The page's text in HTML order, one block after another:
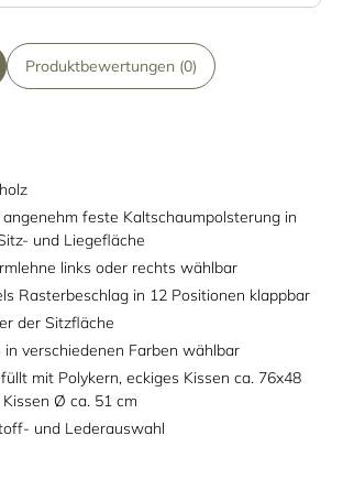
Produktbewertungen (0)
feste Kaltschaumpolsterung in
und Liegefläche
links oder rechts wählbar
Rasterbeschlag in 12 Positionen klappbar
der Sitzfläche
verschiedenen Farben wählbar
mit Polykern, eckiges Kissen ca. 76x48
Ø ca. 51 cm
und Lederauswahl